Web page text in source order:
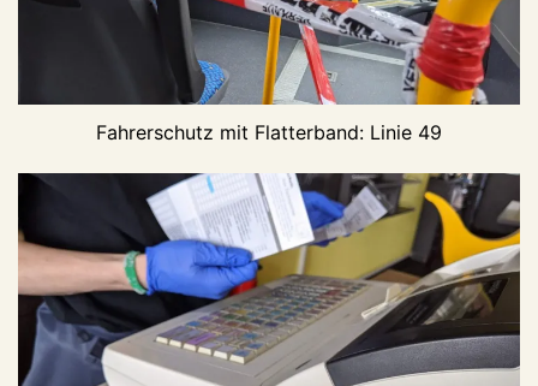
Fahrerschutz mit Flatterband: Linie 49